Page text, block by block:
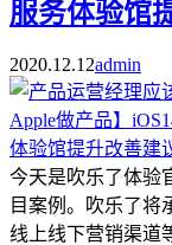
服务体验馆
2020.12.12admin
今天是吹乐了体验
目案例。吹乐了将
线上线下营销渠道